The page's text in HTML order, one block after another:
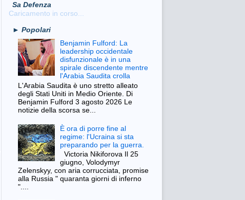
Sa Defenza
Caricamento in corso...
► Popolari
Benjamin Fulford: La
leadership occidentale
disfunzionale è in una
spirale discendente mentre
l'Arabia Saudita crolla
L'Arabia Saudita è uno stretto alleato
degli Stati Uniti in Medio Oriente. Di
Benjamin Fulford 3 agosto 2026 Le
notizie della scorsa se...
È ora di porre fine al
regime: l'Ucraina si sta
preparando per la guerra.
Victoria Nikiforova Il 25
giugno, Volodymyr
Zelenskyy, con aria corrucciata, promise
alla Russia " quaranta giorni di inferno
"....